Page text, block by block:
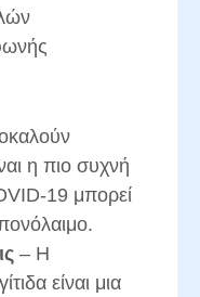
η πιο συχνή
19 μπορεί
– Η
είναι μια